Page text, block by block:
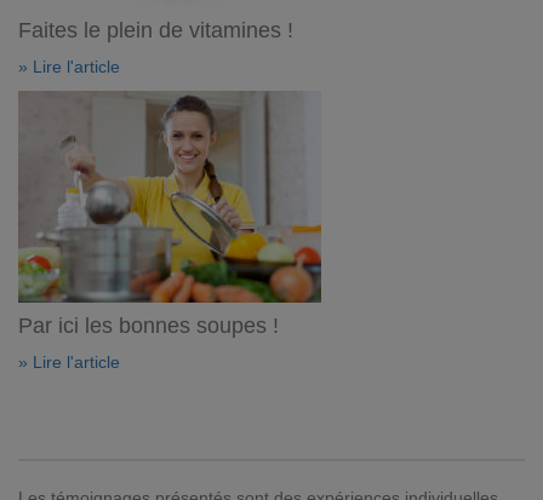
Faites le plein de vitamines !
» Lire l'article
Par ici les bonnes soupes !
» Lire l'article